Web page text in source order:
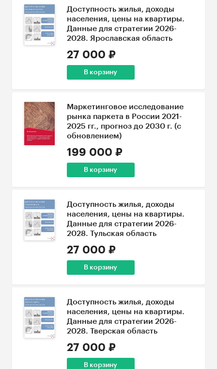
Доступность жилья, доходы
населения, цены на квартиры.
Данные для стратегии 2026-
2028. Ярославская область
27 000 ₽
В корзину
Маркетинговое исследование
рынка паркета в России 2021-
2025 гг., прогноз до 2030 г. (с
обновлением)
199 000 ₽
В корзину
Доступность жилья, доходы
населения, цены на квартиры.
Данные для стратегии 2026-
2028. Тульская область
27 000 ₽
В корзину
Доступность жилья, доходы
населения, цены на квартиры.
Данные для стратегии 2026-
2028. Тверская область
27 000 ₽
В корзину